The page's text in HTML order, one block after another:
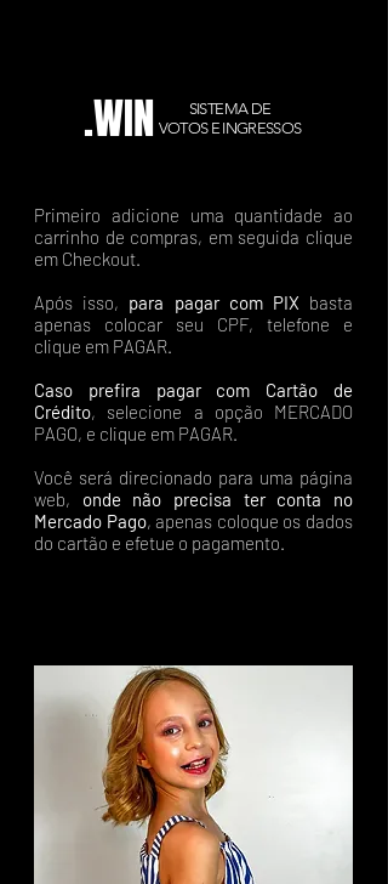
.WIN
SISTEMA DE
VOTOS E INGRESSOS
Primeiro adicione uma quantidade ao
carrinho de compras, em seguida clique
em Checkout.
Após isso, para pagar com PIX basta
apenas colocar seu CPF, telefone e
clique em PAGAR.
Caso prefira pagar com Cartão de
Crédito, selecione a opção MERCADO
PAGO, e clique em PAGAR.
Você será direcionado para uma página
web, onde não precisa ter conta no
Mercado Pago, apenas coloque os dados
do cartão e efetue o pagamento.